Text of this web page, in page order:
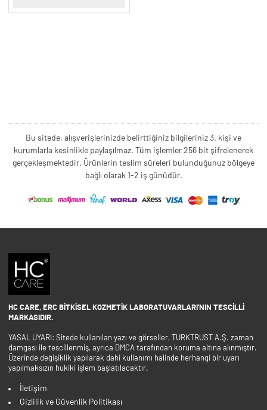
Bu sitede, alışverişlerinizde belirttiğiniz bilgileriniz 3. kişi ve
kurumlarla kesinlikle paylaşılmaz. Tüm işlemler 256 bit şifrelenerek
gerçekleşmektedir. Ürünlerin teslim süreleri bulunduğunuz bölgeye
bağlı olarak 1-2 iş günüdür.
HC CARE, ERC BITKISEL KOZMETIK LABORATUVARLARI'NIN TESCILLI
MARKASIDIR.
YASAL UYARI: Sitede kullanılan yazı ve görseller, TURKTRUST A.Ş. zaman
damgası ile tescillenmiş, ayrıca DMCA tarafından koruma altına alınmıştır.
Üzerinde değişiklik yapılarak dahi kullanımı halinde herhangi bir uyarı
yapılmaksızın hukiki işlem başlatılacaktır.
İletişim
Gizlilik ve Güvenlik Politikası